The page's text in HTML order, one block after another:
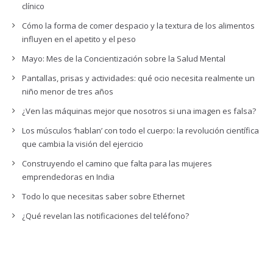
clínico
Cómo la forma de comer despacio y la textura de los alimentos
influyen en el apetito y el peso
Mayo: Mes de la Concientización sobre la Salud Mental
Pantallas, prisas y actividades: qué ocio necesita realmente un
niño menor de tres años
¿Ven las máquinas mejor que nosotros si una imagen es falsa?
Los músculos ‘hablan’ con todo el cuerpo: la revolución científica
que cambia la visión del ejercicio
Construyendo el camino que falta para las mujeres
emprendedoras en India
Todo lo que necesitas saber sobre Ethernet
¿Qué revelan las notificaciones del teléfono?